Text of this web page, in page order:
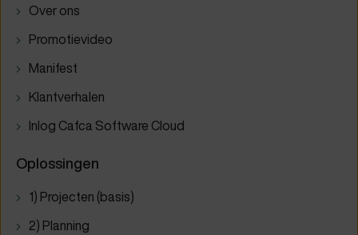
Over ons
Promotievideo
Manifest
Klantverhalen
Inlog Cafca Software Cloud
Oplossingen
1) Projecten (basis)
2) Planning